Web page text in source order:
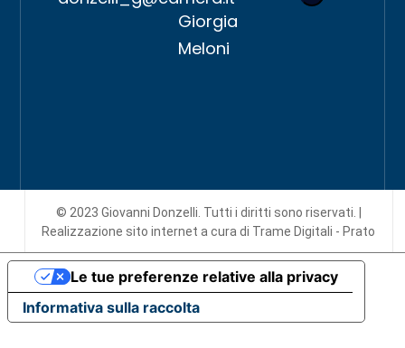
Giorgia
Meloni
© 2023 Giovanni Donzelli. Tutti i diritti sono riservati. |
Realizzazione sito interneta cura di Trame Digitali - Prato
Informativa sulla raccolta
Le tue preferenze relative alla privacy